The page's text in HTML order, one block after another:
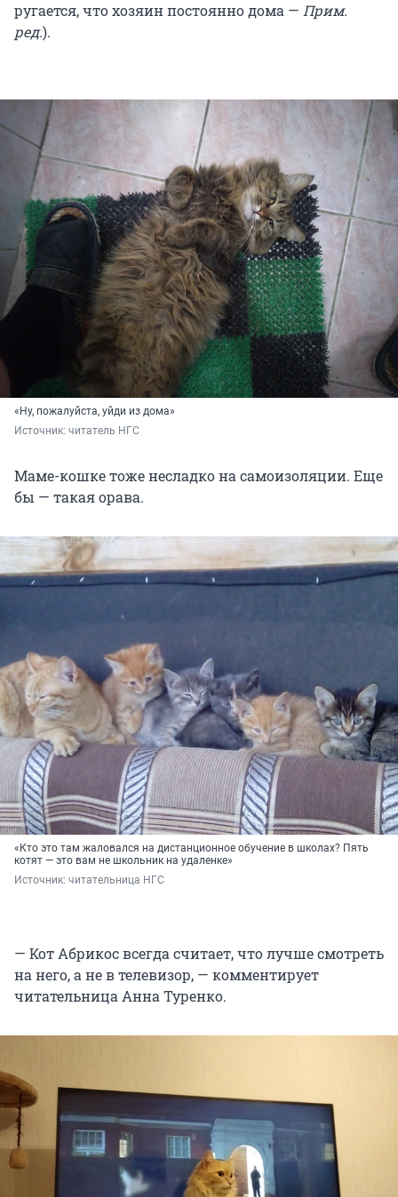
ругается, что хозяин постоянно дома — Прим.
ред.).
«Ну, пожалуйста, уйди из дома»
Источник: читатель НГС
Маме-кошке тоже несладко на самоизоляции. Еще
бы — такая орава.
«Кто это там жаловался на дистанционное обучение в школах? Пять
котят — это вам не школьник на удаленке»
Источник: читательница НГС
— Кот Абрикос всегда считает, что лучше смотреть
на него, а не в телевизор, — комментирует
читательница Анна Туренко.